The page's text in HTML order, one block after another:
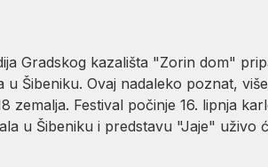
Gradskog kazališta "Zorin dom"
u Šibeniku. Ovaj nadaleko poznat,
zemalja. Festival počinje 16. lipnja
u Šibeniku i predstavu "Jaje"